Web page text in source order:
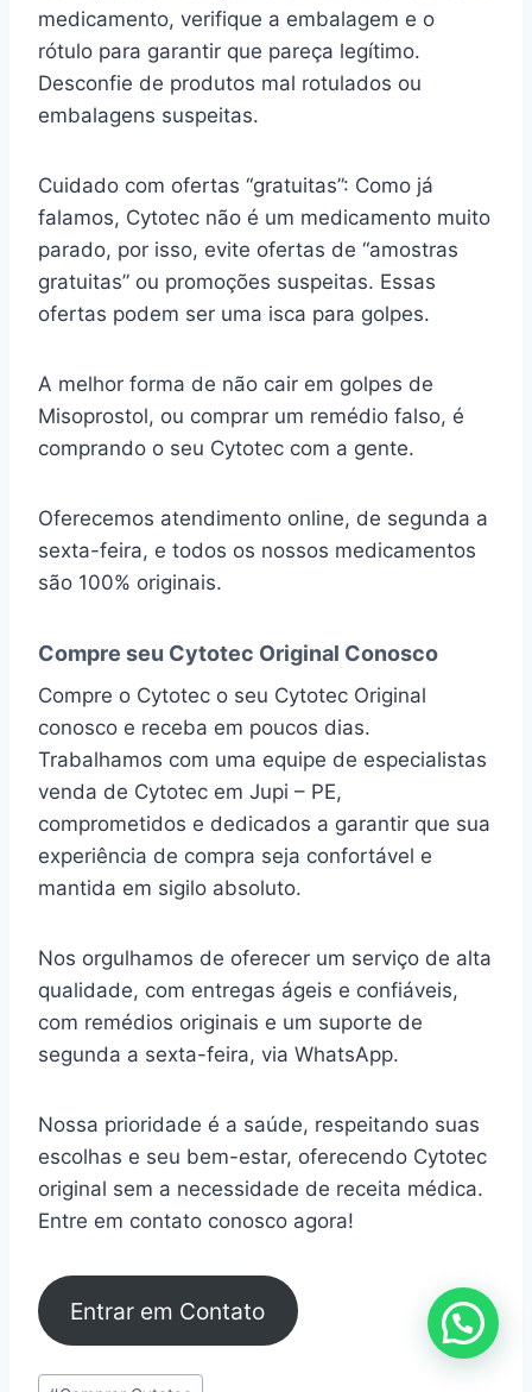
medicamento, verifique a embalagem e o
rótulo para garantir que pareça legítimo.
Desconfie de produtos mal rotulados ou
embalagens suspeitas.
Cuidado com ofertas “gratuitas”: Como já
falamos, Cytotec não é um medicamento muito
parado, por isso, evite ofertas de “amostras
gratuitas” ou promoções suspeitas. Essas
ofertas podem ser uma isca para golpes.
A melhor forma de não cair em golpes de
Misoprostol, ou comprar um remédio falso, é
comprando o seu Cytotec com a gente.
Oferecemos atendimento online, de segunda a
sexta-feira, e todos os nossos medicamentos
são 100% originais.
Compre seu Cytotec Original Conosco
Compre o Cytotec o seu Cytotec Original
conosco e receba em poucos dias.
Trabalhamos com uma equipe de especialistas
venda de Cytotec em Jupi – PE,
comprometidos e dedicados a garantir que sua
experiência de compra seja confortável e
mantida em sigilo absoluto.
Nos orgulhamos de oferecer um serviço de alta
qualidade, com entregas ágeis e confiáveis,
com remédios originais e um suporte de
segunda a sexta-feira, via WhatsApp.
Nossa prioridade é a saúde, respeitando suas
escolhas e seu bem-estar, oferecendo Cytotec
original sem a necessidade de receita médica.
Entre em contato conosco agora!
Entrar em Contato
Tags